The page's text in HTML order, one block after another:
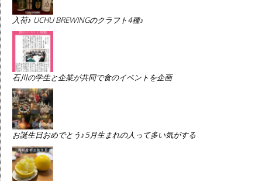
入荷♪ UCHU BREWINGのクラフト4種♪
石川の学生と企業が共同で食のイベントを企画
お誕生日おめでとう♪5月生まれの人って多い気がする